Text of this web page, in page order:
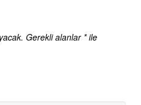
Gerekli alanlar *ile